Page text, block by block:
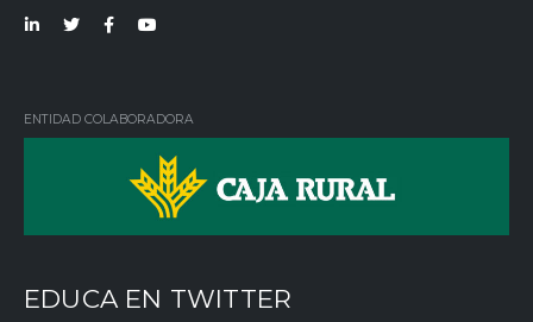
ENTIDAD COLABORADORA
EDUCA EN TWITTER